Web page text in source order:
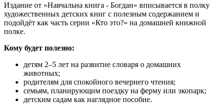
Издание от «Навчальна книга - Богдан» вписывается в полку
художественных детских книг с полезным содержанием и
подойдёт как часть серии «Кто это?» на домашней книжной
полке.
Кому будет полезно:
детям 2–5 лет на развитие словаря о домашних
животных;
родителям для спокойного вечернего чтения;
семьям, планирующим поездку на ферму или экопарк;
детским садам как наглядное пособие.